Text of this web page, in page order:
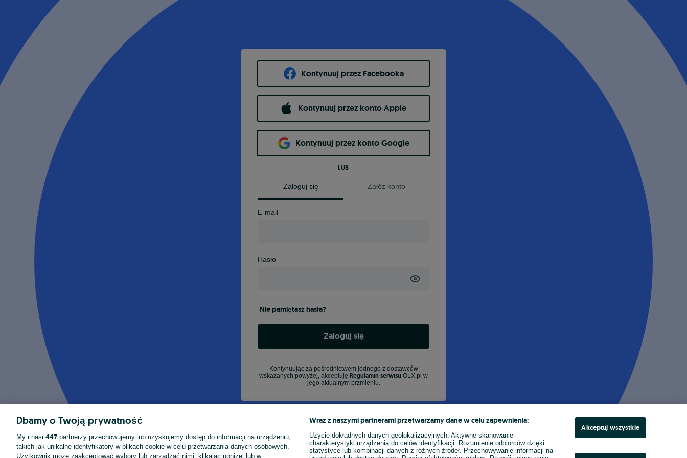
Kontynuuj przez Facebooka
Kontynuuj przez konto Apple
Kontynuuj przez konto Google
LUB
Zaloguj się Załóż konto
E-mail
Hasło
Nie pamiętasz hasła?
Zaloguj się
Kontynuując za pośrednictwem jednego z dostawców
wskazanych powyżej, akceptuję Regulamin serwisu OLX.pl w
jego aktualnym brzmieniu.
Dbamy o Twoją prywatność
My i nasi 447 partnerzy przechowujemy lub uzyskujemy dostęp do informacji na urządzeniu,
takich jak unikalne identyfikatory w plikach cookie w celu przetwarzania danych osobowych.
Użytkownik może zaakceptować wybory lub zarządzać nimi, klikając poniżej lub w
Wraz z naszymi partnerami przetwarzamy dane w celu zapewnienia:
Użycie dokładnych danych geolokalizacyjnych. Aktywne skanowanie
charakterystyki urządzenia do celów identyfikacji. Rozumienie odbiorców dzięki
statystyce lub kombinacji danych z różnych źródeł. Przechowywanie informacji na
Akceptuj wszystkie